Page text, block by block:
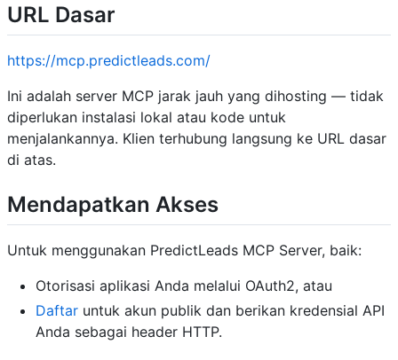
URL Dasar
https://mcp.predictleads.com/
Ini adalah server MCP jarak jauh yang dihosting — tidak
diperlukan instalasi lokal atau kode untuk
menjalankannya. Klien terhubung langsung ke URL dasar
di atas.
Mendapatkan Akses
Untuk menggunakan PredictLeads MCP Server, baik:
Otorisasi aplikasi Anda melalui OAuth2, atau
Daftar untuk akun publik dan berikan kredensial API
Anda sebagai header HTTP.